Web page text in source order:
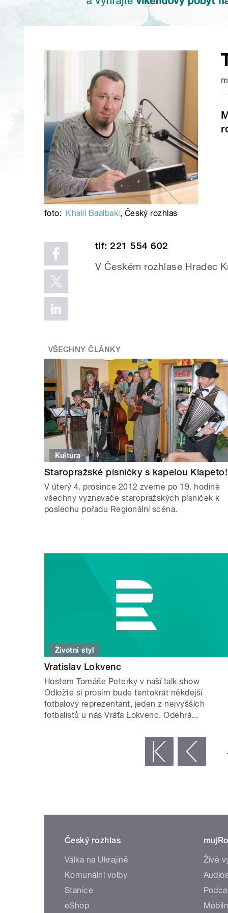
foto: Khalil Baalbaki, Český rozhlas
tlf: 221 554 602
V Českém rozhlase Hradec
VŠECHNY ČLÁNKY
Kultura
Staropražské písničky s kapelou Klapeto!
V úterý 4. prosince 2012 zveme po 19. hodině
všechny vyznavače staropražských písniček k
poslechu pořadu Regionální scéna.
Životní styl
Vratislav Lokvenc
Hostem Tomáše Peterky v naší talk show
Odložte si prosím bude tentokrát někdejší
fotbalový reprezentant, jeden z nejvyšších
fotbalistů u nás Vráťa Lokvenc. Odehrá...
‹ předchozí
Český rozhlas
Válka na Ukrajině
Komunální volby
Stanice
eShop
Živé